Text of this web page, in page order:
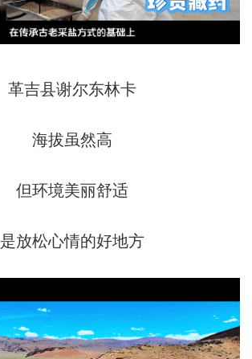
革吉县谢尔东林卡
海拔虽然高
但环境美丽舒适
是放松心情的好地方